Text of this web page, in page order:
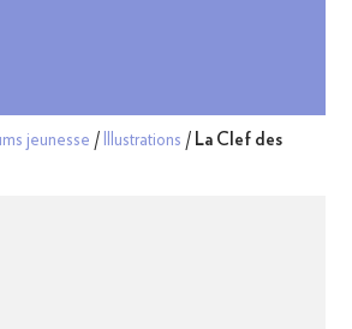
jeunesse / Illustrations / La Clef des